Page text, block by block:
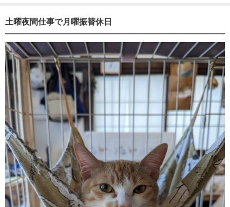
土曜夜間仕事で月曜振替休日